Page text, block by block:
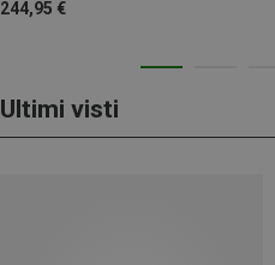
244,95 €
Ultimi visti